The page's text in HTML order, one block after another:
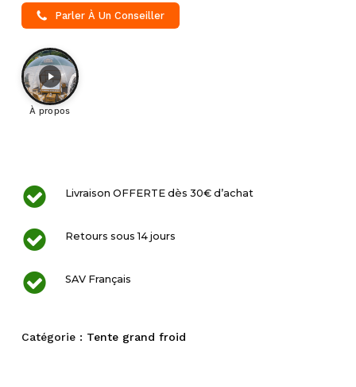
Parler À Un Conseiller
À propos
Livraison OFFERTE dès 30€ d’achat
Retours sous 14 jours
SAV Français
Catégorie : Tente grand froid